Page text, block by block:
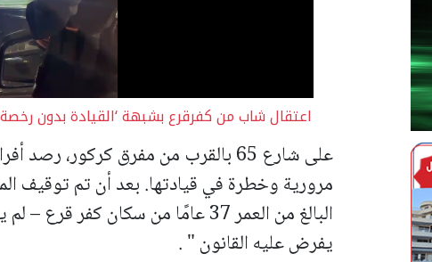
اعتقال شاب من كفرقرع بشبهة ‘القيادة بدون
على شارع 65 بالقرب من مفرق كركور،
مرورية وخطرة في قيادتها.بعد أن تم توقيف
البالغ من العمر 37 عامًا من سكان
يفرض عليه القانون " .